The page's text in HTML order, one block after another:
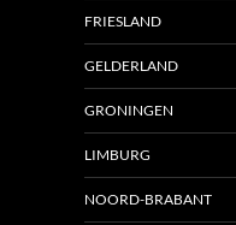
FRIESLAND
GELDERLAND
GRONINGEN
LIMBURG
NOORD-BRABANT